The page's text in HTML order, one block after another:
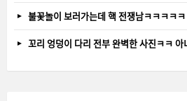
불꽃놀이 보러가는데 핵 전쟁남ㅋㅋㅋㅋㅋ
꼬리 엉덩이 다리 전부 완벽한 사진ㅋㅋ